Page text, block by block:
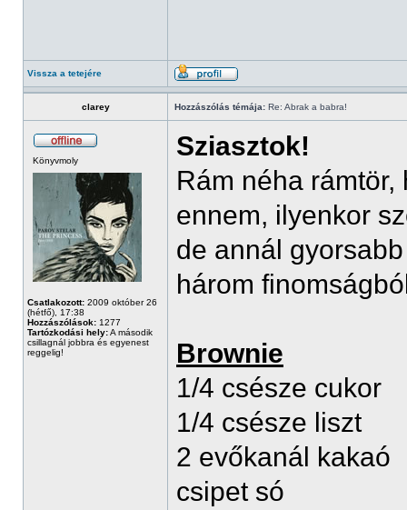
Vissza a tetejére
clarey Hozzászólás témája: Re: Abrak a babra!
Könyvmoly
Csatlakozott: 2009 október 26
(hétfő), 17:38
Hozzászólások: 1277
Tartózkodási hely:A második
csillagnál jobbra és egyenest
reggelig!
Sziasztok!
Rám néha
ennem, ilyenkor
de annál
három
Brownie
1/4 csésze cukor
1/4 csésze liszt
2 evőkanál kakaó
csipet só